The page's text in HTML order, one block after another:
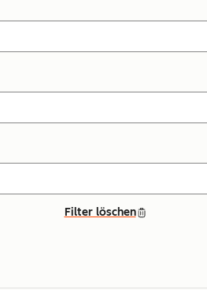
Filter löschen